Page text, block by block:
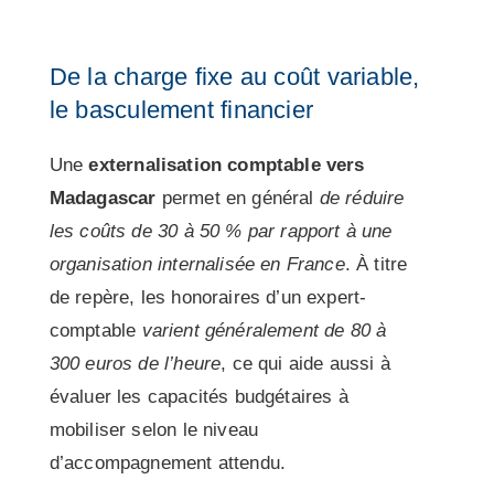
De la charge fixe au coût variable,
le basculement financier
Uneexternalisation comptable vers
Madagascar permet en général de réduire
les coûts de 30 à 50 % par rapport à une
organisation internalisée en France. À titre
de repère, les honoraires d’un expert-
comptable varient généralement de 80 à
300 euros de l’heure, ce qui aide aussi à
évaluer les capacités budgétaires à
mobiliser selon le niveau
d’accompagnement attendu.